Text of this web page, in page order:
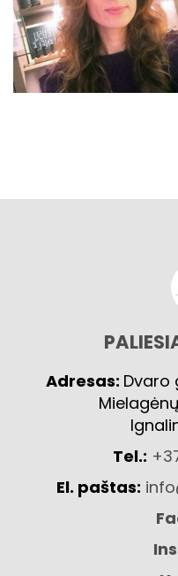
Adresas: Dvaro
Tel.:
El. paštas: